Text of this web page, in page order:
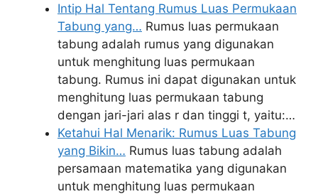
Intip Hal Tentang Rumus Luas Permukaan
Tabung yang… Rumus luas permukaan
tabung adalah rumus yang digunakan
untuk menghitung luas permukaan
tabung. Rumus ini dapat digunakan untuk
menghitung luas permukaan tabung
dengan jari-jari alas r dan tinggi t, yaitu:…
Ketahui Hal Menarik: Rumus Luas Tabung
yang Bikin… Rumus luas tabung adalah
persamaan matematika yang digunakan
untuk menghitung luas permukaan